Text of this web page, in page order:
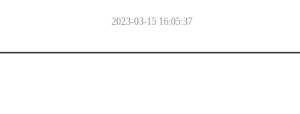
2023-03-15 16:05:37